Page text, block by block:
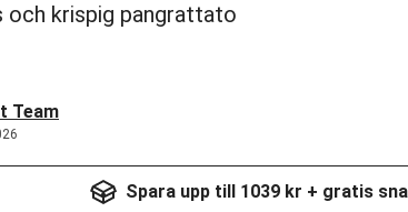
och krispig pangrattato
Team
Spara upp till 1039 kr + gratis